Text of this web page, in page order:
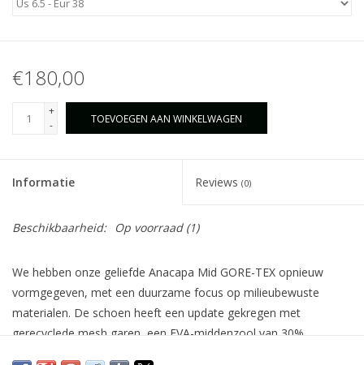
€180,00
+
-
TOEVOEGEN AAN WINKELWAGEN
Informatie Reviews (0)
Beschikbaarheid: Op voorraad(1)
We hebben onze geliefde Anacapa Mid GORE-TEX opnieuw
vormgegeven, met een duurzame focus op milieubewuste
materialen. De schoen heeft een update gekregen met
gerecyclede mesh garen, een EVA-middenzool van 30%